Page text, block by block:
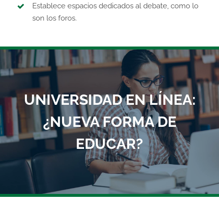
Establece espacios dedicados al debate, como lo
son los foros.
UNIVERSIDAD EN LÍNEA:
¿NUEVA FORMA DE
EDUCAR?